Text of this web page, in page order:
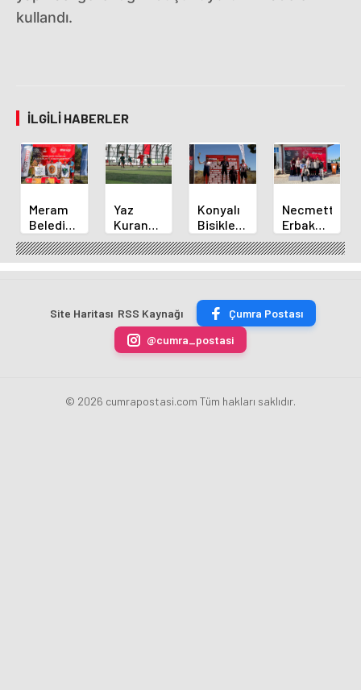
kullandı.
İLGILI HABERLER
Meram
Belediyespor
Okçuları
Türkiye
Şampiyonası'ndan
Yaz
Kuran
Kursu
Öğrencileri
Futbol
Konyalı
Bisikletçi
Ahmet
Can
Akpınar
Madalyayı
Aldı
Necmettin
Erbakan
Üniversitesi
Geleneksel
Okçulukta
Site Haritası RSS Kaynağı
Çumra Postası
@cumra_postasi
© 2026 cumrapostasi.com Tüm hakları saklıdır.